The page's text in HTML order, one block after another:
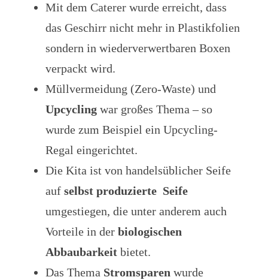
Mit dem Caterer wurde erreicht, dass
das Geschirr nicht mehr in Plastikfolien
sondern in wiederverwertbaren Boxen
verpackt wird.
Müllvermeidung (Zero-Waste) und
Upcycling war großes Thema – so
wurde zum Beispiel ein Upcycling-
Regal eingerichtet.
Die Kita ist von handelsüblicher Seife
auf selbst produzierte Seife
umgestiegen, die unter anderem auch
Vorteile in der biologischen
Abbaubarkeit bietet.
Das Thema Stromsparen wurde